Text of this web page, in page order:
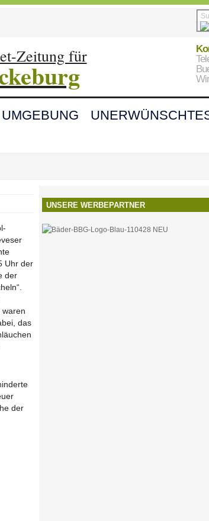
Zeitung für
UMGEBUNG
Uhr der
der
waren
das
der
UNSERE WERBEPARTNER